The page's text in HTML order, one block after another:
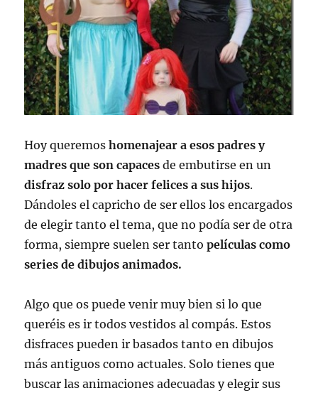
Hoy queremos homenajear a esos padres y
madres que son capaces de embutirse en un
disfraz solo por hacer felices a sus hijos.
Dándoles el capricho de ser ellos los encargados
de elegir tanto el tema, que no podía ser de otra
forma, siempre suelen ser tantopelículas como
series de dibujos animados.
Algo que os puede venir muy bien si lo que
queréis es ir todos vestidos al compás. Estos
disfraces pueden ir basados tanto en dibujos
más antiguos como actuales. Solo tienes que
buscar las animaciones adecuadas y elegir sus